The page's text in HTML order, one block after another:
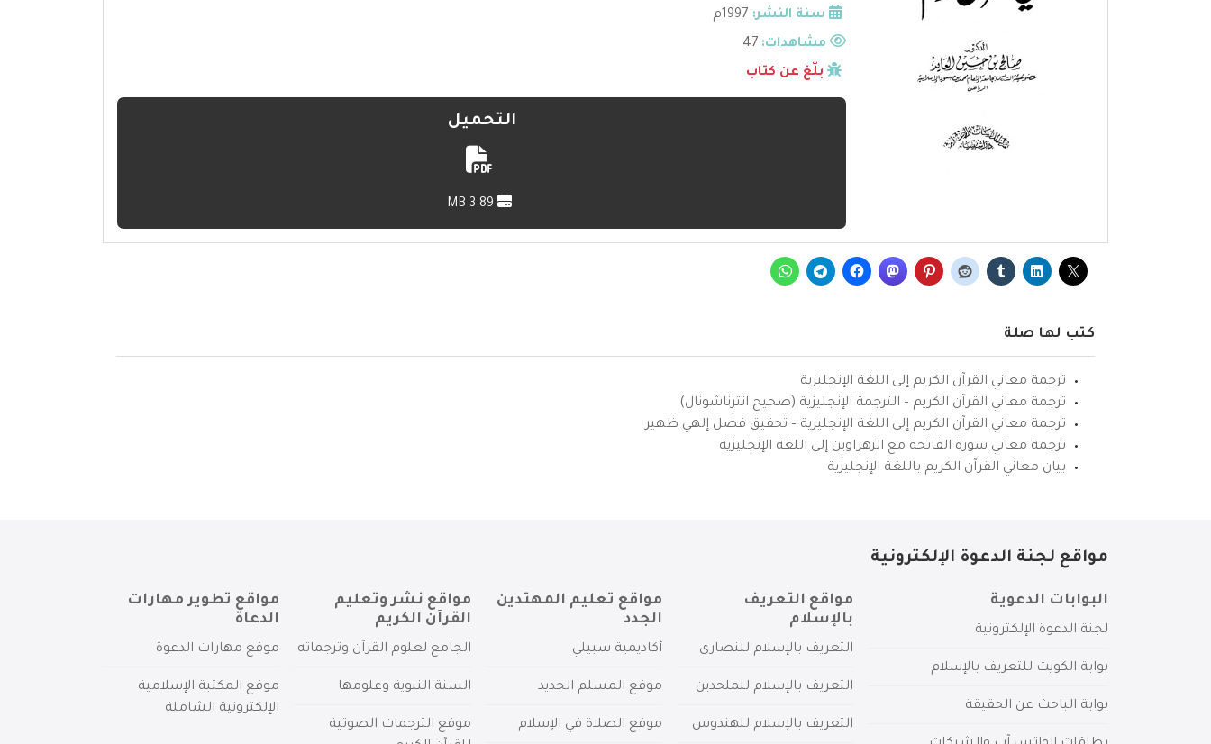
سنة النشر: 1997م
مشاهدات:
بلّغ عن كتاب
التحميل
كتب لها صلة
ترجمة معاني القرآن الكريم إلى اللغة الإنجليزية
ترجمة معاني القرآن الكريم – الترجمة الإنجليزية (صحيح انترناشونال)
ترجمة معاني القرآن الكريم إلى اللغة الإنجليزية – تحقيق فضل إلهي ظهير
ترجمة معاني سورة الفاتحة مع الزهراوين إلى اللغة الإنجليزية
بيان معاني القرآن الكريم باللغة الإنجليزية
مواقع لجنة الدعوة الإلكترونية
البوابات الدعوية
لجنة الدعوة الإلكترونية
بوابة الكويت للتعريف بالإسلام
بوابة الباحث عن الحقيقة
مواقع التعريف
بالإسلام
التعريف بالإسلام للنصارى
التعريف بالإسلام للملحدين
التعريف بالإسلام للهندوس
مواقع تعليم المهتدين
الجدد
أكاديمية سبيلي
موقع المسلم الجديد
موقع الصلاة في الإسلام
مواقع نشر وتعليم
القرآن الكريم
الجامع لعلوم القرآن وترجماته
السنة النبوية وعلومها
موقع الترجمات الصوتية
مواقع تطوير مهارات
الدعاة
موقع مهارات الدعوة
موقع المكتبة الإسلامية
الإلكترونية الشاملة